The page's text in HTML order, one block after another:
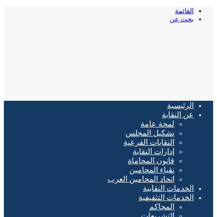
القائمة
بحث عن
الرئيسية
عن النقابة
لمحة عامة
تشكيل المجلس
النقابات الفرعية
إدارات النقابة
قانون المحاماة
نقباء المحامين
اتحاد المحامين العرب
الخدمات النقابية
الخدمات التثقيفية
المحاكم